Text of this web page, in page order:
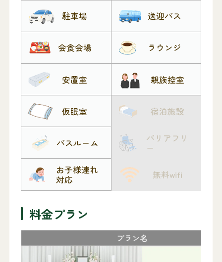
駐車場 送迎バス
会食会場 ラウンジ
安置室 親族控室
仮眠室 宿泊施設
バスルーム
バリアフリ
ー
お子様連れ
対応
無料wifi
料金プラン